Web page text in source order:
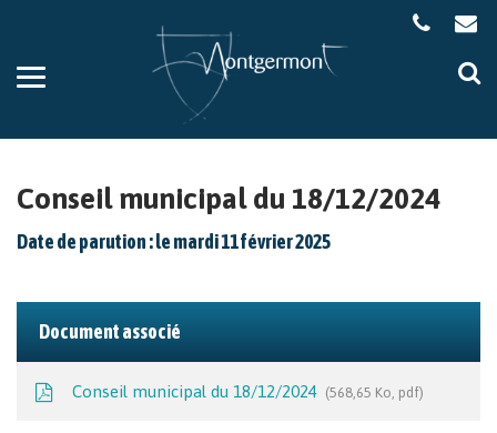
Aller
la
Conseil municipal du 18/12/2024
Date de parution : le mardi 11 février 2025
Document associé
Conseil municipal du 18/12/2024 568,65 Ko, pdf